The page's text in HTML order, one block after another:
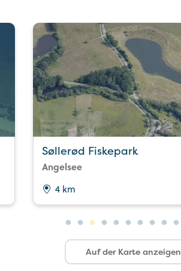
Søllerød Fiskepark
Angelsee
4 km
Auf der Karte anzeigen